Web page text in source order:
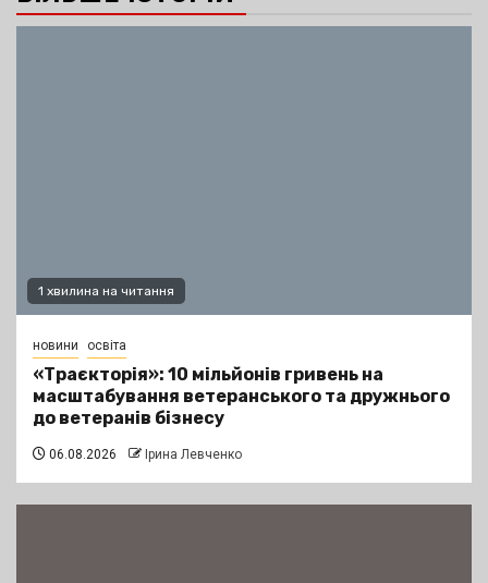
1 хвилина на читання
новини освіта
«Траєкторія»: 10 мільйонів гривень на
масштабування ветеранського та дружнього
до ветеранів бізнесу
06.08.2026 Ірина Левченко